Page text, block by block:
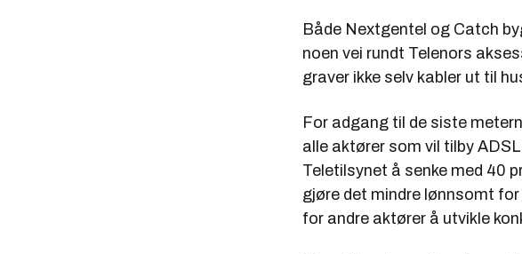
Både Nextgentel og Catch
noen vei rundt Telenors
graver ikke selv kabler ut til
For adgang til de siste
alle aktører som vil tilby
Teletilsynet å senke med 40
gjøre det mindre lønnsomt
for andre aktører å utvikle